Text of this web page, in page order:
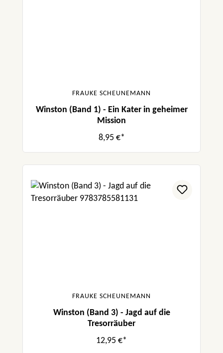
FRAUKE SCHEUNEMANN
Winston (Band 1) - Ein Kater in geheimer
Mission
8,95 €*
FRAUKE SCHEUNEMANN
Winston (Band 3) - Jagd auf die
Tresorräuber
12,95 €*